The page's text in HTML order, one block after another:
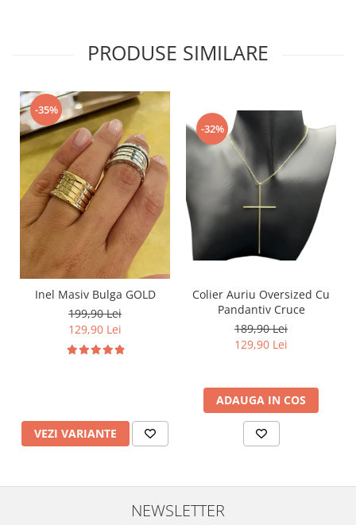
PRODUSE SIMILARE
-35%
Inel Masiv Bulga GOLD
199,90 Lei
129,90 Lei
VEZI VARIANTE
-32%
Colier Auriu Oversized Cu
Pandantiv Cruce
189,90 Lei
129,90 Lei
ADAUGA IN COS
NEWSLETTER